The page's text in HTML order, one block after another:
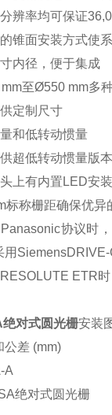
辨率均可保证
锥面安装方式使
内径，便于集成
至Ø550 mm多
定制尺寸
和低转动惯量
超低转动惯量版本
上有内置LED安
标称栅距确保优异
Panasonic协议时
用
ETR
绝对式圆光栅安装
公差 (mm)
A